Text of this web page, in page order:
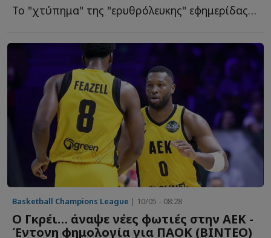
Το "χτύπημα" της "ερυθρόλευκης" εφημερίδας για την... α...
Basketball Champions League | 10/05 - 08:28
Ο Γκρέι… άναψε νέες φωτιές στην ΑΕΚ -
Έντονη φημολογία για ΠΑΟΚ (ΒΙΝΤΕΟ)